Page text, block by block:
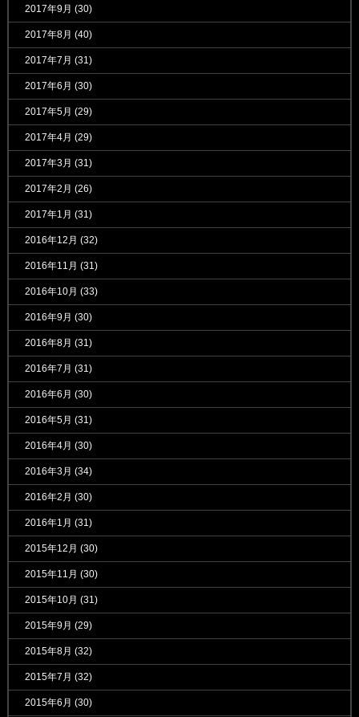
2017年9月 (30)
2017年8月 (40)
2017年7月 (31)
2017年6月 (30)
2017年5月 (29)
2017年4月 (29)
2017年3月 (31)
2017年2月 (26)
2017年1月 (31)
2016年12月 (32)
2016年11月 (31)
2016年10月 (33)
2016年9月 (30)
2016年8月 (31)
2016年7月 (31)
2016年6月 (30)
2016年5月 (31)
2016年4月 (30)
2016年3月 (34)
2016年2月 (30)
2016年1月 (31)
2015年12月 (30)
2015年11月 (30)
2015年10月 (31)
2015年9月 (29)
2015年8月 (32)
2015年7月 (32)
2015年6月 (30)